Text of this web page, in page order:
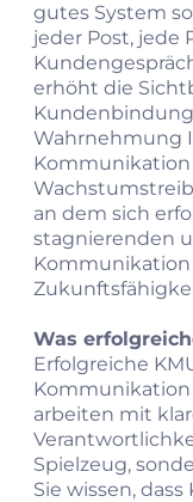
gutes System
jeder Post, jede
erhöht die
Wahrnehmung
an dem sich
stagnierenden
Was
Erfolgreiche
Kommunikation
arbeiten mit
Spielzeug,
Sie wissen,